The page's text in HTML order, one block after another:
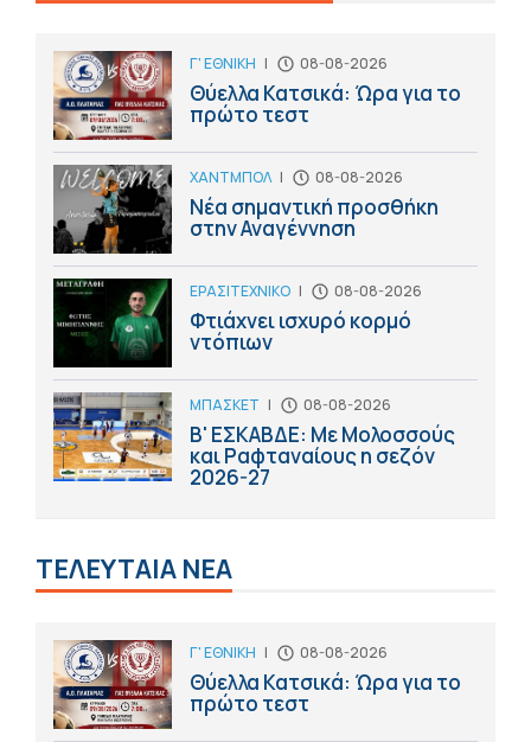
Γ' ΕΘΝΙΚΗ | 08-08-2026
Θύελλα Κατσικά: Ώρα για το
πρώτο τεστ
ΧΑΝΤΜΠΟΛ | 08-08-2026
Νέα σημαντική προσθήκη
στην Αναγέννηση
ΕΡΑΣΙΤΕΧΝΙΚΟ | 08-08-2026
Φτιάχνει ισχυρό κορμό
ντόπιων
ΜΠΑΣΚΕΤ | 08-08-2026
Β' ΕΣΚΑΒΔΕ: Με Μολοσσούς
και Ραφταναίους η σεζόν
2026-27
ΤΕΛΕΥΤΑΙΑ ΝΕΑ
Γ' ΕΘΝΙΚΗ | 08-08-2026
Θύελλα Κατσικά: Ώρα για το
πρώτο τεστ